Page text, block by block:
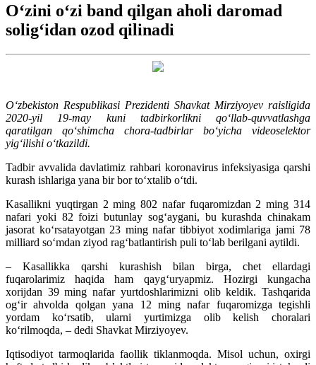
O‘zini o‘zi band qilgan aholi daromad
solig‘idan ozod qilinadi
O‘zbekiston Respublikasi Prezidenti Shavkat Mirziyoyev raisligida
2020-yil 19-may kuni tadbirkorlikni qo‘llab-quvvatlashga
qaratilgan qo‘shimcha chora-tadbirlar bo‘yicha videoselektor
yig‘ilishi o‘tkazildi.
Tadbir avvalida davlatimiz rahbari koronavirus infeksiyasiga qarshi
kurash ishlariga yana bir bor to‘xtalib o‘tdi.
Kasallikni yuqtirgan 2 ming 802 nafar fuqaromizdan 2 ming 314
nafari yoki 82 foizi butunlay sog‘aygani, bu kurashda chinakam
jasorat ko‘rsatayotgan 23 ming nafar tibbiyot xodimlariga jami 78
milliard so‘mdan ziyod rag‘batlantirish puli to‘lab berilgani aytildi.
– Kasallikka qarshi kurashish bilan birga, chet ellardagi
fuqarolarimiz haqida ham qayg‘uryapmiz. Hozirgi kungacha
xorijdan 39 ming nafar yurtdoshlarimizni olib keldik. Tashqarida
og‘ir ahvolda qolgan yana 12 ming nafar fuqaromizga tegishli
yordam ko‘rsatib, ularni yurtimizga olib kelish choralari
ko‘rilmoqda, – dedi Shavkat Mirziyoyev.
Iqtisodiyot tarmoqlarida faollik tiklanmoqda. Misol uchun, oxirgi